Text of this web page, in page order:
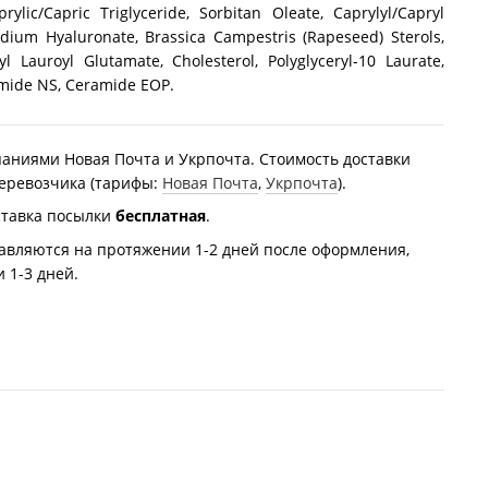
Capric Triglyceride, Sorbitan Oleate, Caprylyl/Capryl
Hyaluronate, Brassica Campestris (Rapeseed) Sterols,
Lauroyl Glutamate, Cholesterol, Polyglyceryl-10 Laurate,
NS, Ceramide EOP.
Новая Почта и Укрпочта. Стоимость доставки
(тарифы: Новая Почта, Укрпочта).
посылки бесплатная.
на протяжении 1-2 дней после оформления,
1-3 дней.